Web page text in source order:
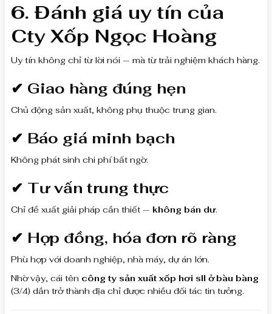
6. Đánh giá uy tín của
Cty Xốp Ngọc Hoàng
Uy tín không chỉ từ lời nói — mà từ trải nghiệm khách hàng.
✔ Giao hàng đúng hẹn
Chủ động sản xuất, không phụ thuộc trung gian.
✔ Báo giá minh bạch
Không phát sinh chi phí bất ngờ.
✔ Tư vấn trung thực
Chỉ đề xuất giải pháp cần thiết — không bán dư.
✔ Hợp đồng, hóa đơn rõ ràng
Phù hợp với doanh nghiệp, nhà máy, dự án lớn.
Nhờ vậy, cái tên công ty sản xuất xốp hơi sll ở bàu bàng
(3/4) dần trở thành địa chỉ được nhiều đối tác tin tưởng.